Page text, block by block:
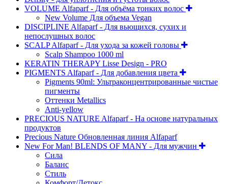
VOLUME Alfaparf - Для объёма тонких волос
New Volume Для объема Vegan
DISCIPLINE Alfaparf - Для вьющихся, сухих и
непослушных волос
SCALP Alfaparf - Для ухода за кожей головы
Scalp Shampoo 1000 ml
KERATIN THERAPY Lisse Design - PRO
PIGMENTS Alfaparf - Для добавления цвета
Pigments 90ml: Ультраконцентрированные чистые
пигменты
Оттенки Metallics
Anti-yellow
PRECIOUS NATURE Alfaparf - На основе натуральных
продуктов
Precious Nature Обновленная линия Alfaparf
New For Man! BLENDS OF MANY - Для мужчин
Сила
Баланс
Стиль